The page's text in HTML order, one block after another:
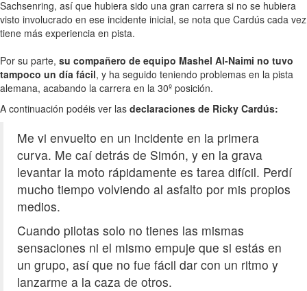
Sachsenring, así que hubiera sido una gran carrera si no se hubiera
visto involucrado en ese incidente inicial, se nota que Cardús cada vez
tiene más experiencia en pista.
Por su parte, su compañero de equipo Mashel Al-Naimi no tuvo
tampoco un día fácil, y ha seguido teniendo problemas en la pista
alemana, acabando la carrera en la 30º posición.
A continuación podéis ver las declaraciones de Ricky Cardús:
Me vi envuelto en un incidente en la primera
curva. Me caí detrás de Simón, y en la grava
levantar la moto rápidamente es tarea difícil. Perdí
mucho tiempo volviendo al asfalto por mis propios
medios.
Cuando pilotas solo no tienes las mismas
sensaciones ni el mismo empuje que si estás en
un grupo, así que no fue fácil dar con un ritmo y
lanzarme a la caza de otros.